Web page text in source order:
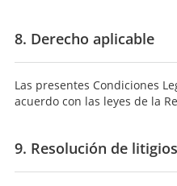
8. Derecho aplicable
Las presentes Condiciones
acuerdo con las leyes de la
9. Resolución de litigios